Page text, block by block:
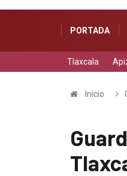
PORTADA
Tlaxcala
Inicio